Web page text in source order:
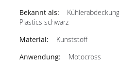
Plastics schwarz
Kunststoff
Motocross